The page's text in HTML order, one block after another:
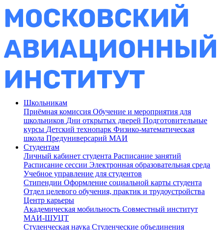
Школьникам
Приёмная комиссия Обучение и мероприятия для
школьников Дни открытых дверей Подготовительные
курсы Детский технопарк Физико-математическая
школа Предуниверсарий МАИ
Студентам
Личный кабинет студента Расписание занятий
Расписание сессии Электронная образовательная среда
Учебное управление для студентов
Стипендии Оформление социальной карты студента
Отдел целевого обучения, практик и трудоустройства
Центр карьеры
Академическая мобильность Совместный институт
МАИ-ШУЦТ
Студенческая наука Студенческие объединения